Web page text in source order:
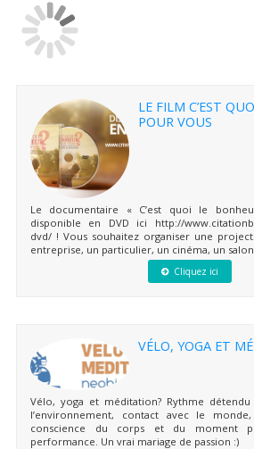
LE FILM C’EST
POUR VOUS
Le documentaire « C’est quoi le
disponible en DVD ici http://
dvd/ ! Vous souhaitez organiser une
entreprise, un particulier, un cinéma, un
Cliquez ici
VÉLO, YOGA ET
Vélo, yoga et méditation? Rythme
l’environnement, contact avec le
conscience du corps et du moment
performance. Un vrai mariage de passion :)